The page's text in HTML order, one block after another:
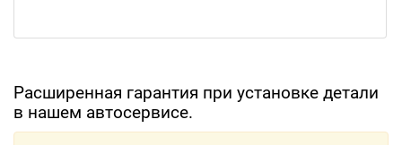
Расширенная гарантия при установке детали
в нашем автосервисе.